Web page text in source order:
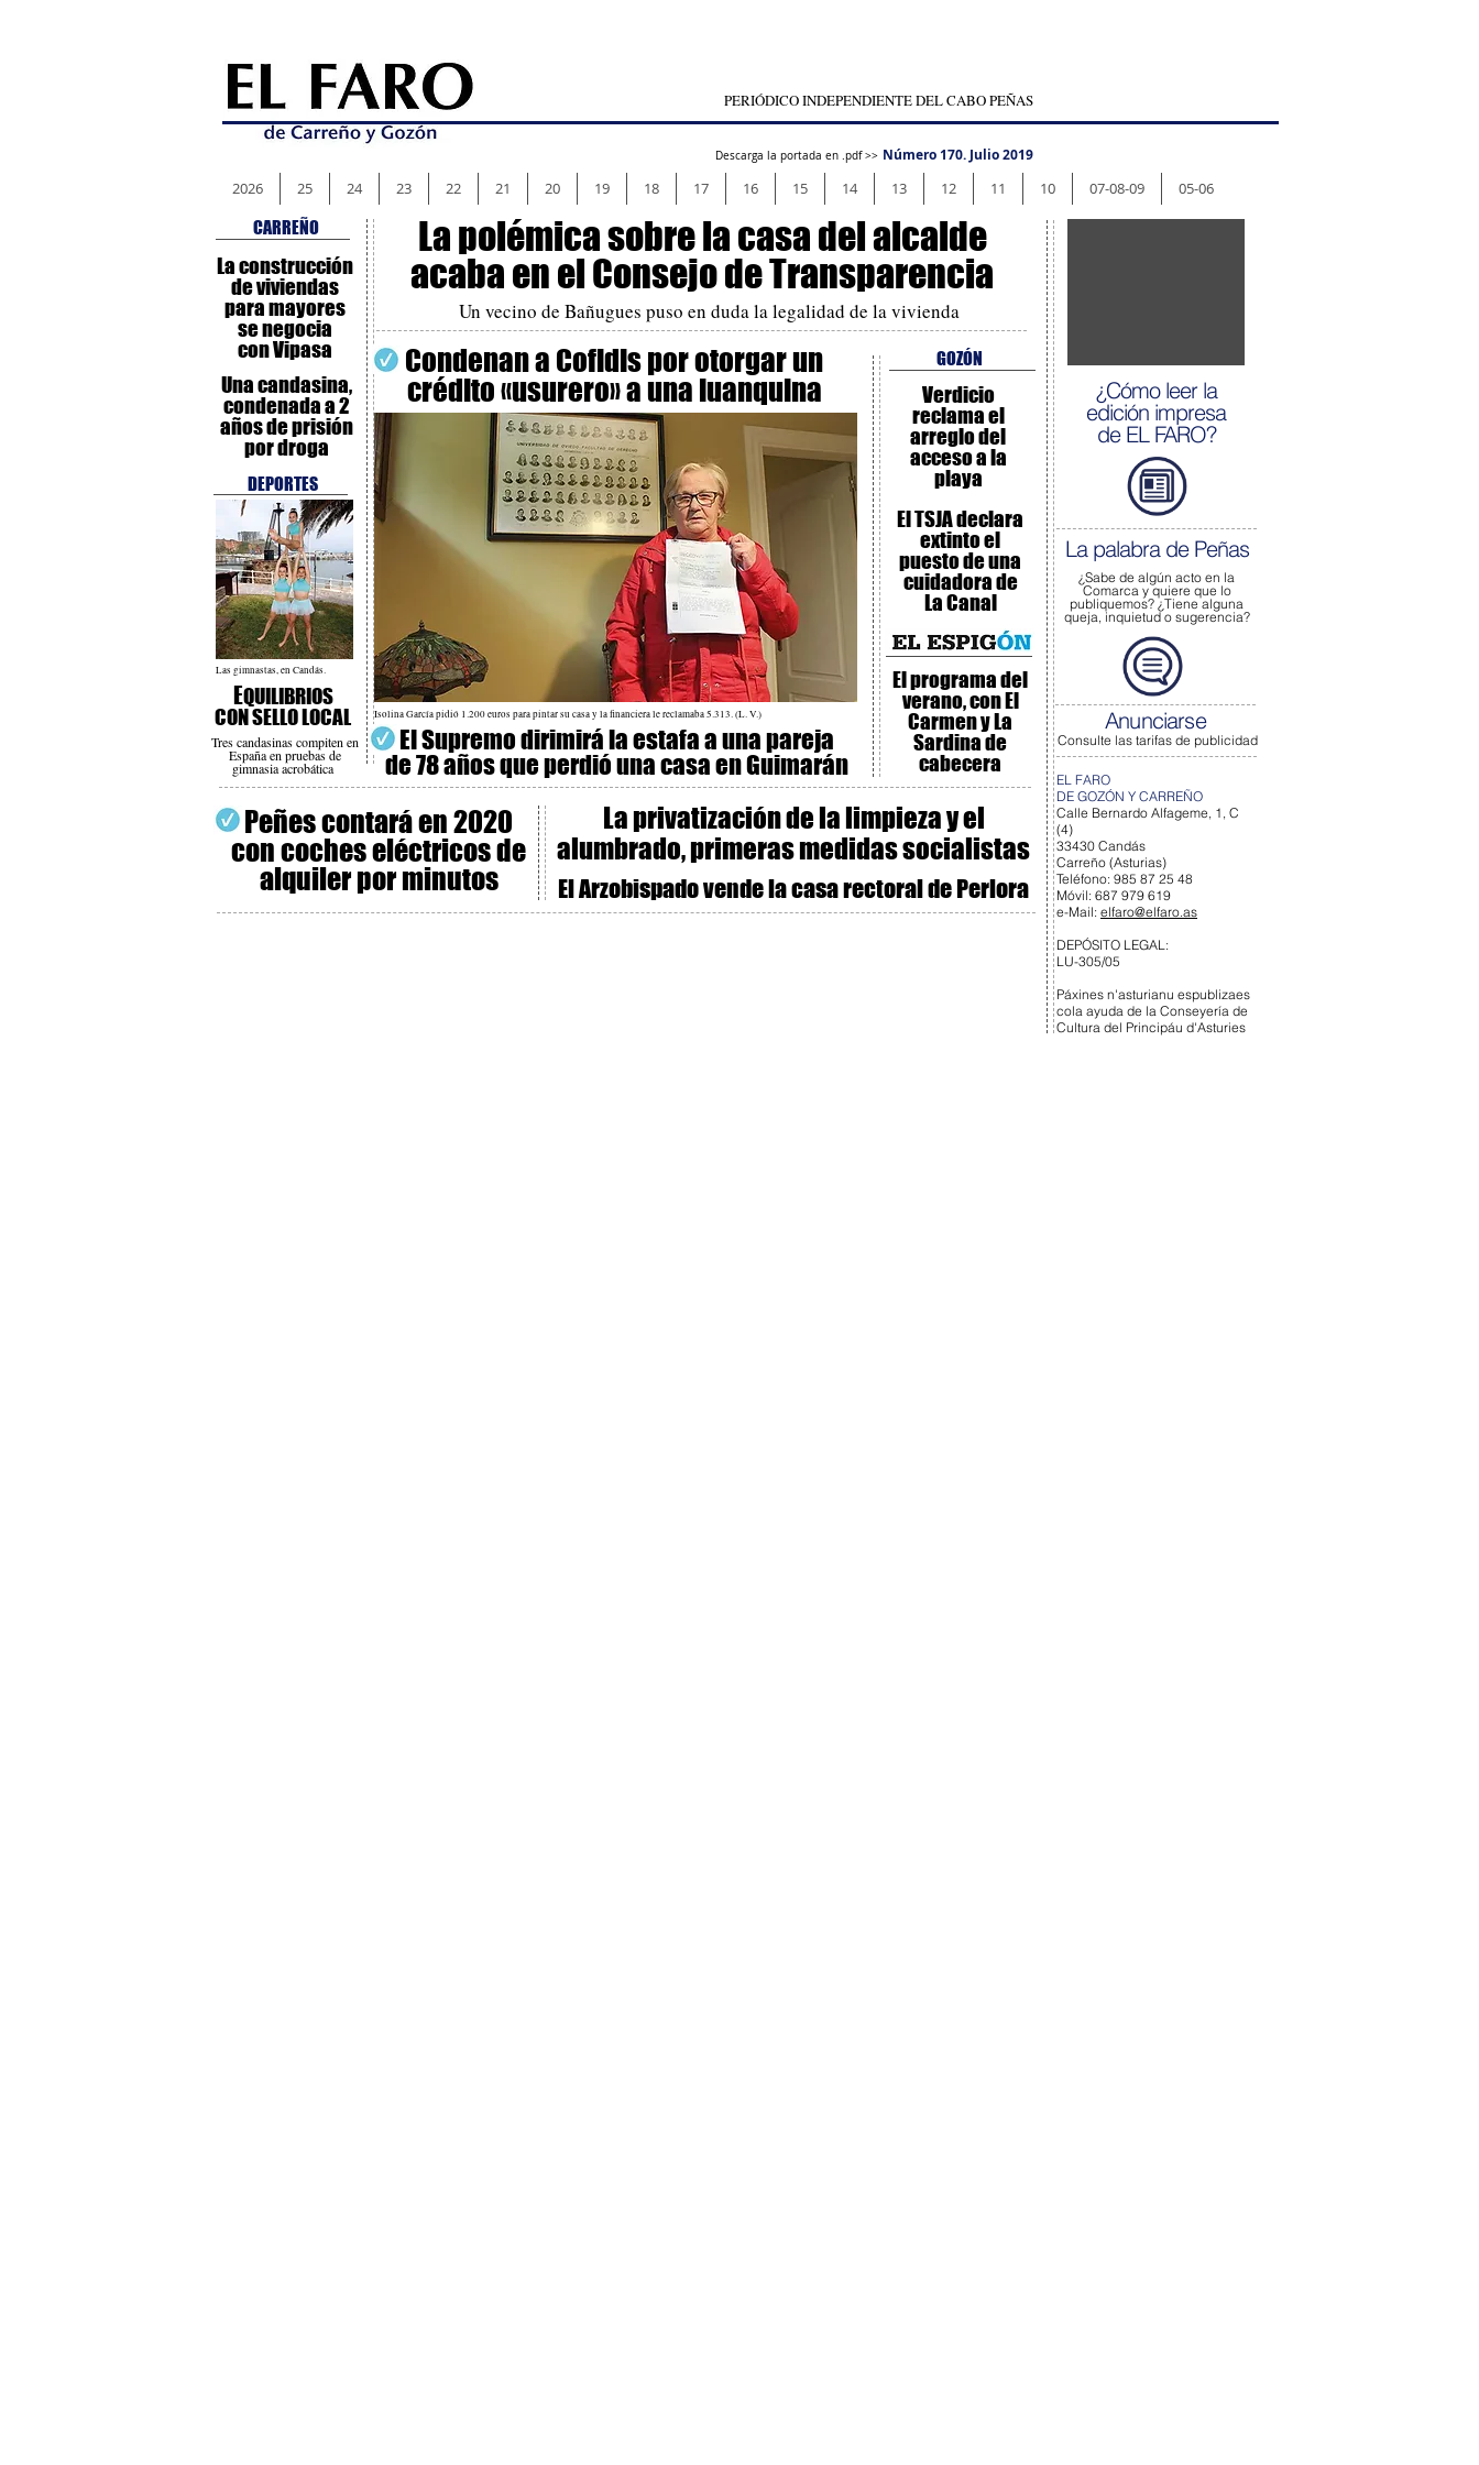
PERIÓDICO INDEPENDIENTE DEL CABO PEÑAS
Descarga la portada en .pdf >> Número 170. Julio 2019
Isolina García pidió 1.200 euros para pintar su casa y la financiera le reclamaba 5.313. (L. V.)
CARREÑO
La construcción
de viviendas
para mayores
se negocia
con Vipasa
La polémica sobre la casa del alcalde
acaba en el Consejo de Transparencia
Un vecino de Bañugues puso en duda la legalidad de la vivienda
GOZÓN
Verdicio
reclama el
arreglo del
acceso a la
playa
El TSJA declara
extinto el
puesto de una
cuidadora de
La Canal
DEPORTES
EQUILIBRIOS
CON SELLO LOCAL
Tres candasinas compiten en
España en pruebas de
gimnasia acrobática
Las gimnastas, en Candás.
Condenan a Cofidis por otorgar un
crédito «usurero» a una luanquina
El Supremo dirimirá la estafa a una pareja
de 78 años que perdió una casa en Guimarán
El programa del
verano, con El
Carmen y La
Sardina de
cabecera
Una candasina,
condenada a 2
años de prisión
por droga
La privatización de la limpieza y el
alumbrado, primeras medidas socialistas
El Arzobispado vende la casa rectoral de Perlora
Peñes contará en 2020
con coches eléctricos de
alquiler por minutos
¿Cómo leer la
edición impresa
de EL FARO?
La palabra de Peñas
¿Sabe de algún acto en la
Comarca y quiere que lo
publiquemos? ¿Tiene alguna
queja, inquietud o sugerencia?
Anunciarse
Consulte las tarifas de publicidad
EL FARO
DE GOZÓN Y CARREÑO
Calle Bernardo Alfageme, 1, C
(4)
33430 Candás
Carreño (Asturias)
Teléfono: 985 87 25 48
Móvil: 687 979 619
e-Mail: elfaro@elfaro.as
DEPÓSITO LEGAL:
LU-305/05
Páxines n'asturianu espublizaes
cola ayuda de la Conseyería de
Cultura del Principáu d'Asturies
2026 25 24 23 22 21 20 19 18 17 16 15 14 13 12 11 10 07-08-09 05-06